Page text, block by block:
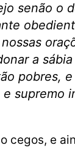
senão o
a
pobres,
supremo
cegos, e